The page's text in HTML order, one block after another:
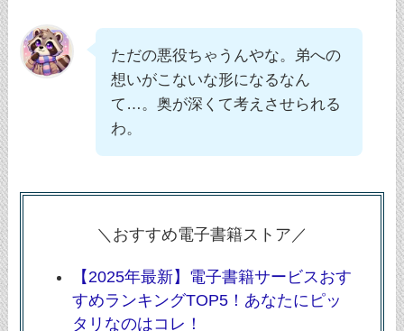
ただの悪役ちゃうんやな。弟への
想いがこないな形になるなん
て…。奥が深くて考えさせられる
わ。
＼おすすめ電子書籍ストア／
【2025年最新】電子書籍サービスおす
すめランキングTOP5！あなたにピッ
タリなのはコレ！